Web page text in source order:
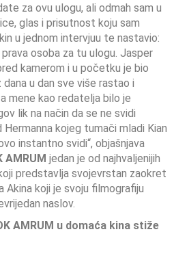
za ovu ulogu, ali odmah sam u
glas i prisutnost koju sam
u jednom intervjuu te nastavio:
prava osoba za tu ulogu. Jasper
kamerom i u početku je bio
u dan sve više rastao i
mene kao redatelja bilo je
lik na način da se ne svidi
kojeg tumači mladi Kian
instantno svidi“, objašnjava
AMRUM jedan je od najhvaljenijih
predstavlja svojevrstan zaokret
Akina koji je svoju filmografiju
naslov.
AMRUM u domaća kina stiže